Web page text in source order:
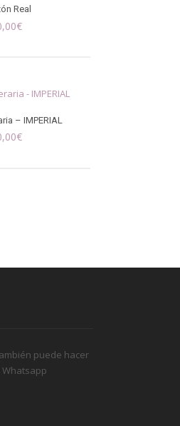
Real
€
– IMPERIAL
€
puede hacer